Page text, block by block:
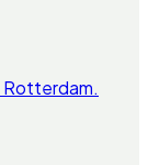
Rotterdam.